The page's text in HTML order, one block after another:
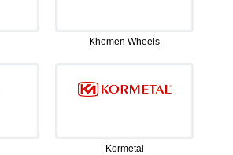
Khomen Wheels
Kormetal